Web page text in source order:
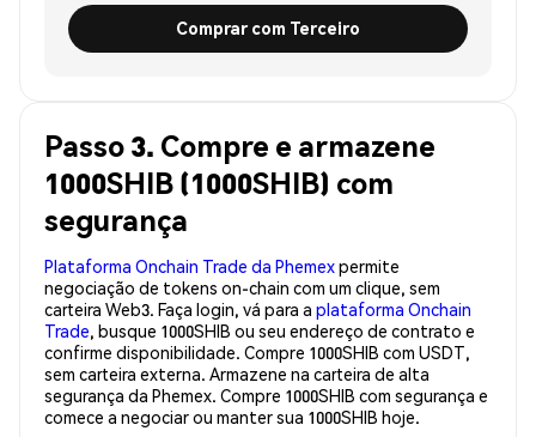
Comprar com Terceiro
Passo 3. Compre e armazene
1000SHIB (1000SHIB) com
segurança
Plataforma Onchain Trade da Phemexpermite
negociação de tokens on-chain com um clique, sem
carteira Web3. Faça login, vá para a plataforma Onchain
Trade, busque 1000SHIB ou seu endereço de contrato e
confirme disponibilidade. Compre 1000SHIB com USDT,
sem carteira externa. Armazene na carteira de alta
segurança da Phemex. Compre 1000SHIB com segurança e
comece a negociar ou manter sua 1000SHIB hoje.